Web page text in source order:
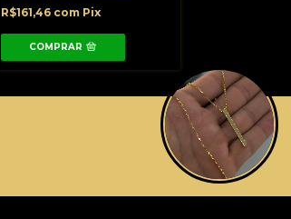
R$161,46 com Pix
COMPRAR